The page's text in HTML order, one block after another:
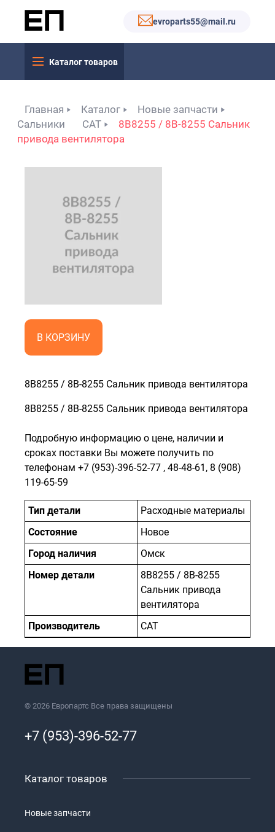
evroparts55@mail.ru
Каталог товаров
Главная Каталог
Новые запчасти
Сальники
САТ
8B8255 / 8B-8255 Сальник
привода вентилятора
В КОРЗИНУ
8B8255 / 8B-8255 Сальник привода вентилятора
8B8255 / 8B-8255 Сальник привода вентилятора
Подробную информацию о цене, наличии и
сроках поставки Вы можете получить по
телефонам +7 (953)-396-52-77 , 48-48-61 , 8 (908)
119-65-59
Тип детали
Расходные материалы
Состояние
Новое
Город наличия
Омск
Номер детали
8B8255 / 8B-8255
Сальник привода
вентилятора
Производитель
САТ
© 2026 Европартс Все права защищены
+7 (953)-396-52-77
Каталог товаров
Новые запчасти